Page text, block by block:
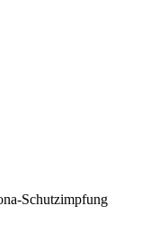
Schutzimpfung